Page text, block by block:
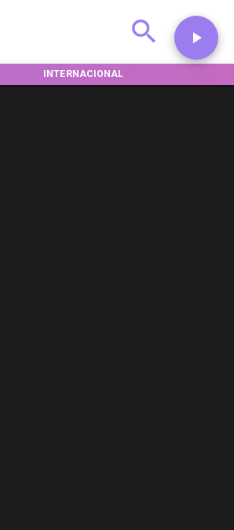
INTERNACIONAL